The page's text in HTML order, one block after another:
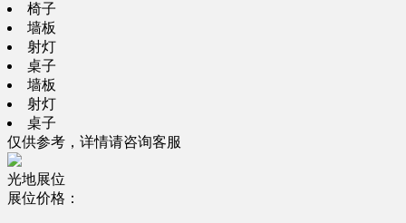
椅子
墙板
射灯
桌子
墙板
射灯
桌子
仅供参考，详情请咨询客服
光地展位
展位价格：